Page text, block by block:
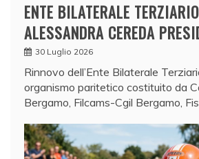
ENTE BILATERALE
ALESSANDRA CEREDA
30 Luglio 2026
Rinnovo dell’Ente Bilaterale
organismo paritetico costituito da
Bergamo, Filcams-Cgil Bergamo,